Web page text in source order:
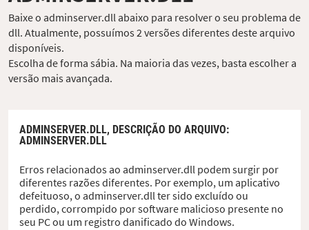
Baixe o adminserver.dll abaixo para resolver o seu problema de
dll. Atualmente, possuímos 2 versões diferentes deste arquivo
disponíveis.
Escolha de forma sábia. Na maioria das vezes, basta escolher a
versão mais avançada.
ADMINSERVER.DLL, DESCRIÇÃO DO ARQUIVO:
ADMINSERVER.DLL
Erros relacionados ao adminserver.dll podem surgir por
diferentes razões diferentes. Por exemplo, um aplicativo
defeituoso, o adminserver.dll ter sido excluído ou
perdido, corrompido por software malicioso presente no
seu PC ou um registro danificado do Windows.